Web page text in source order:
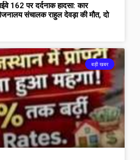
162 पर दर्दनाक हादसा: कार
संचालक राहुल देवड़ा की मौत, दो
बड़ी खबर